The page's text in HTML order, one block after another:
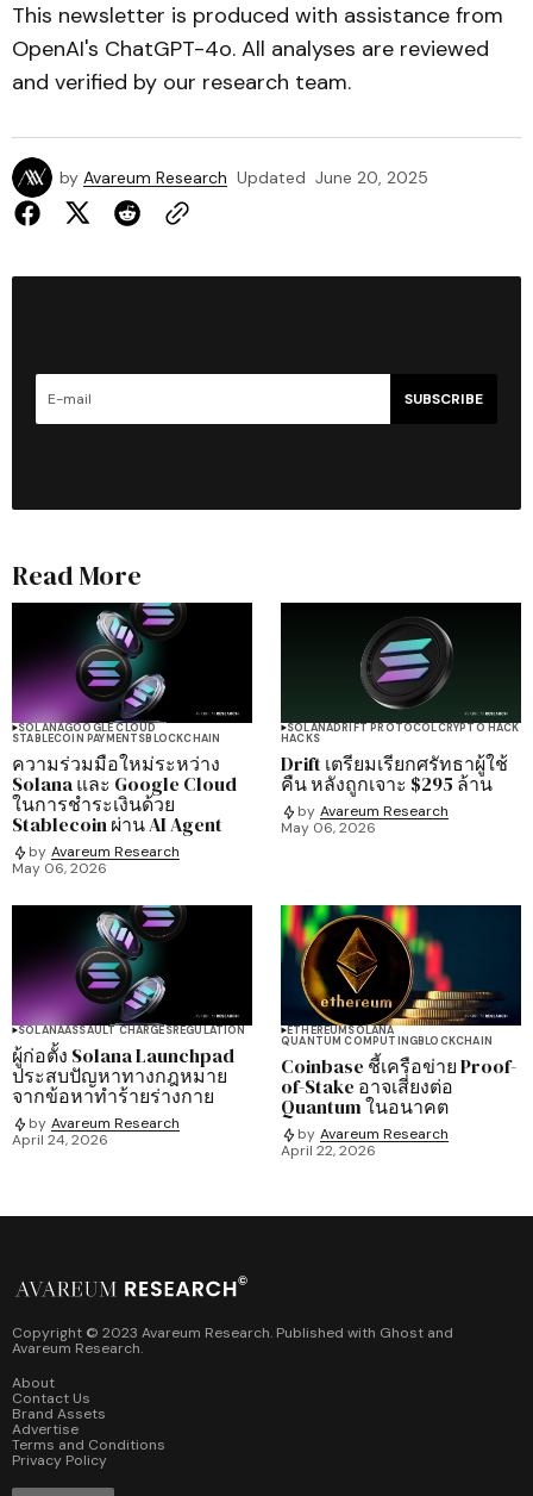
This newsletter is produced with assistance from
OpenAI's ChatGPT-4o. All analyses are reviewed
and verified by our research team.
by Avareum Research Updated June 20, 2025
SUBSCRIBE
Read More
SOLANAGOOGLE CLOUD
STABLECOIN PAYMENTSBLOCKCHAIN
ความร่วมมือใหม่ระหว่าง
Solana และ Google Cloud
ในการชำระเงินด้วย
Stablecoin ผ่าน AI Agent
by Avareum Research
May 06, 2026
SOLANADRIFT PROTOCOLCRYPTO HACK
HACKS
Drift เตรียมเรียกศรัทธาผู้ใช้
คืน หลังถูกเจาะ $295 ล้าน
by Avareum Research
May 06, 2026
SOLANAASSAULT CHARGESREGULATION
ผู้ก่อตั้ง Solana Launchpad
ประสบปัญหาทางกฎหมาย
จากข้อหาทำร้ายร่างกาย
by Avareum Research
April 24, 2026
ETHEREUMSOLANA
QUANTUM COMPUTINGBLOCKCHAIN
Coinbase ชี้เครือข่าย Proof-
of-Stake อาจเสี่ยงต่อ
Quantum ในอนาคต
by Avareum Research
April 22, 2026
Copyright © 2023 Avareum Research. Published with Ghost and
Avareum Research.
About
Contact Us
Brand Assets
Advertise
Terms and Conditions
Privacy Policy